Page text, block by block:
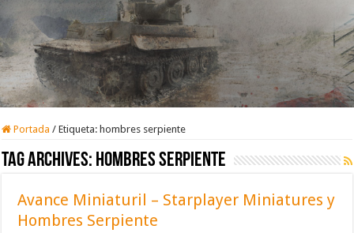
Portada / Etiqueta: hombres serpiente
Tag Archives: hombres serpiente
Avance Miniaturil – Starplayer Miniatures y
Hombres Serpiente